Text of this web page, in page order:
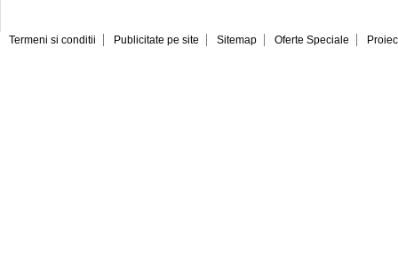
Termeni si conditii Publicitate pe site Sitemap Oferte Speciale